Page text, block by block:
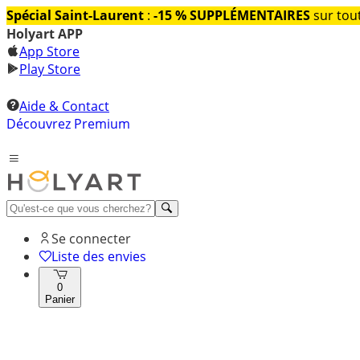
Spécial Saint-Laurent : -15 % SUPPLÉMENTAIRESsur
Holyart APP
App Store
Play Store
Aide & Contact
Découvrez Premium
Se connecter
Liste des envies
0
Panier